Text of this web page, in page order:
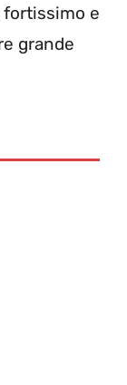
fortissimo e
grande